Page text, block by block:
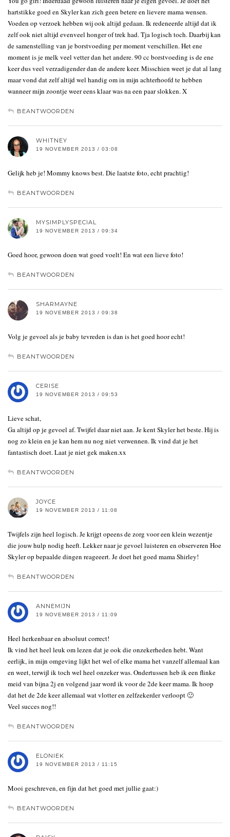
hartstikke goed en Skyler kan zich geen betere en lievere mama wensen.
Voeden op verzoek hebben wij ook altijd gedaan. Ik redeneerde altijd dat ik
zelf ook niet altijd evenveel honger of trek had. Tja logisch toch. Daarbij kan
de samenstelling van je borstvoeding per moment verschillen. Het ene
moment is je melk veel vetter dan het andere. 90 cc borstvoeding is de ene
keer dus veel verzadigender dan de andere keer. Misschien weet je dat al lang
maar vond dat zelf altijd wel handig om in mijn achterhoofd te hebben
wanneer mijn zoontje weer eens klaar was na een paar slokken. X
BEANTWOORDEN
WHITNEY
19 NOVEMBER 2013 / 03:08
Gelijk heb je! Mommy knows best. Die laatste foto, echt prachtig!
BEANTWOORDEN
MYSIMPLYSPECIAL
19 NOVEMBER 2013 / 09:34
Goed hoor, gewoon doen wat goed voelt! En wat een lieve foto!
BEANTWOORDEN
SHARMAYNE
19 NOVEMBER 2013 / 09:38
Volg je gevoel als je baby tevreden is dan is het goed hoor echt!
BEANTWOORDEN
CERISE
19 NOVEMBER 2013 / 09:53
Lieve schat,
Ga altijd op je gevoel af. Twijfel daar niet aan. Je kent Skyler het beste. Hij is
nog zo klein en je kan hem nu nog niet verwennen. Ik vind dat je het
fantastisch doet. Laat je niet gek maken.xx
BEANTWOORDEN
JOYCE
19 NOVEMBER 2013 / 11:08
Twijfels zijn heel logisch. Je krijgt opeens de zorg voor een klein wezentje
die jouw hulp nodig heeft. Lekker naar je gevoel luisteren en observeren Hoe
Skyler op bepaalde dingen reageeert. Je doet het goed mama Shirley!
BEANTWOORDEN
ANNEMIJN
19 NOVEMBER 2013 / 11:09
Heel herkenbaar en absoluut correct!
Ik vind het heel leuk om lezen dat je ook die onzekerheden hebt. Want
eerlijk, in mijn omgeving lijkt het wel of elke mama het vanzelf allemaal kan
en weet, terwijl ik toch wel heel onzeker was. Ondertussen heb ik een flinke
meid van bijna 2j en volgend jaar word ik voor de 2de keer mama. Ik hoop
dat het de 2de keer allemaal wat vlotter en zelfzekerder verloopt 🙂
Veel succes nog!!
BEANTWOORDEN
ELONIEK
19 NOVEMBER 2013 / 11:15
Mooi geschreven, en fijn dat het goed met jullie gaat:)
BEANTWOORDEN